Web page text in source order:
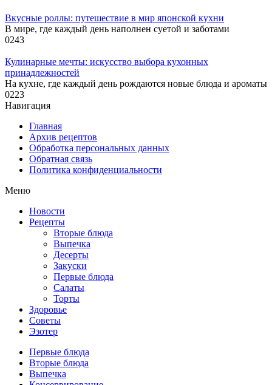
Вкусные роллы: путешествие в мир японской кухни
В мире, где каждый день наполнен суетой и заботами
0243
Кулинарные мечты: искусство выбора кухонных
принадлежностей
На кухне, где каждый день рождаются новые блюда и ароматы
0223
Навигация
Главная
Архив рецептов
Обработка персональных данных
Обратная связь
Политика конфиденциальности
Меню
Новости
Рецепты
Вторые блюда
Выпечка
Десерты
Закуски
Первые блюда
Салаты
Торты
Здоровье
Советы
Эзотер
Первые блюда
Вторые блюда
Выпечка